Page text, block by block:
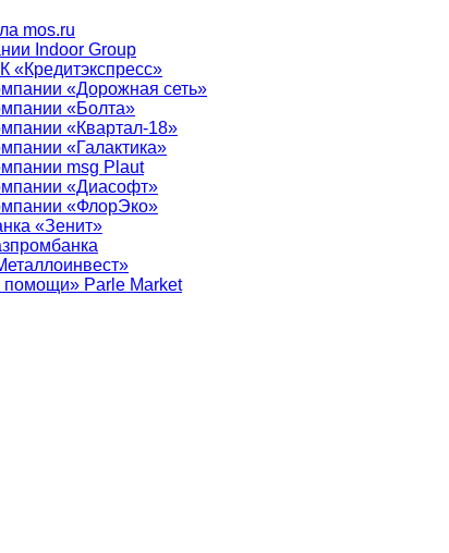
mos.ru
Indoor Group
«Кредитэкспресс»
«Дорожная сеть»
«Болта»
«Квартал-18»
«Галактика»
msg Plaut
«Диасофт»
«ФлорЭко»
«Зенит»
помощи» Parle Market